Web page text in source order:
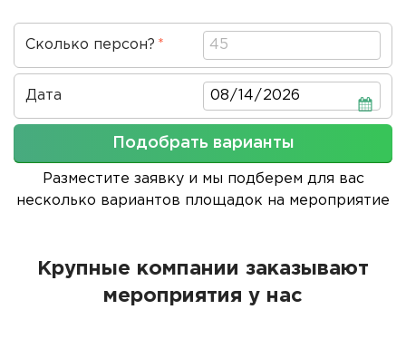
Сколько персон?
Дата Дата
Подобрать варианты
Разместите заявку и мы подберем для вас
несколько вариантов площадок на мероприятие
Крупные компании заказывают
мероприятия у нас